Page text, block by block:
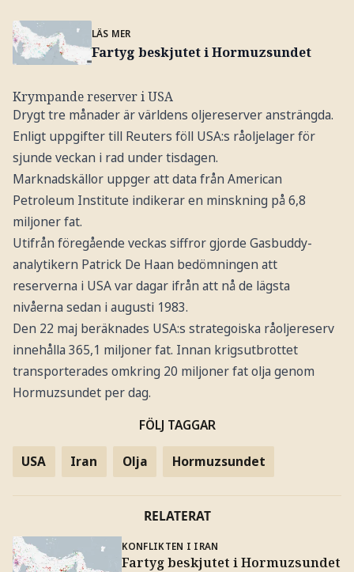
LÄS MER
Fartyg beskjutet i Hormuzsundet
Krympande reserver i USA
Drygt tre månader är världens oljereserver ansträngda.
Enligt uppgifter till Reuters föll USA:s råoljelager för
sjunde veckan i rad under tisdagen.
Marknadskällor uppger att data från American
Petroleum Institute indikerar en minskning på 6,8
miljoner fat.
Utifrån föregående veckas siffror gjorde Gasbuddy-
analytikern Patrick De Haan bedömningen att
reserverna i USA var dagar ifrån att nå de lägsta
nivåerna sedan i augusti 1983.
Den 22 maj beräknades USA:s strategoiska råoljereserv
innehålla 365,1 miljoner fat. Innan krigsutbrottet
transporterades omkring 20 miljoner fat olja genom
Hormuzsundet per dag.
FÖLJ TAGGAR
USA Iran Olja Hormuzsundet
RELATERAT
KONFLIKTEN I IRAN
Fartyg beskjutet i Hormuzsundet